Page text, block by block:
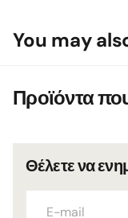
You may
Προϊόντα
Θέλετε να